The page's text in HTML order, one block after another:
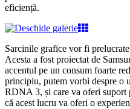
eficiență.
Sarcinile grafice vor fi
Acesta a fost proiectat de
accentul pe un consum foarte
principiu, putem vorbi despre o
RDNA 3, și care va oferi suport
că acest lucru va oferi o